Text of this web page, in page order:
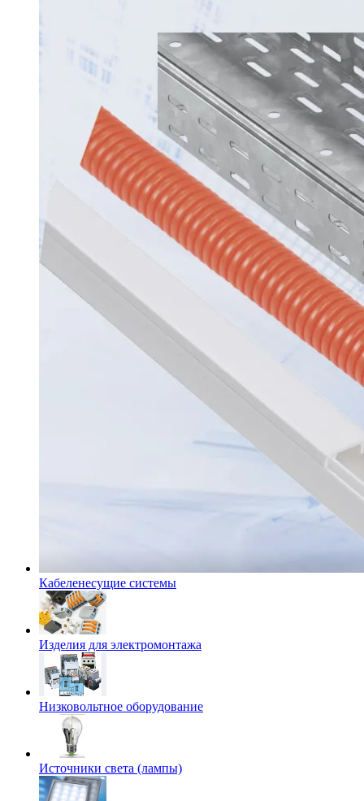
Кабеленесущие системы
Изделия для электромонтажа
Низковольтное оборудование
Источники света (лампы)